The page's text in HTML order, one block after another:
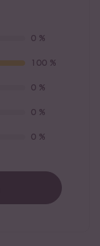
0 %
100 %
0 %
0 %
0 %